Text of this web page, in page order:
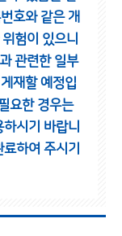
호와 같은 개
험이 있으니
관련한 일부
재할 예정입
요한 경우는
시기 바랍니
하여 주시기